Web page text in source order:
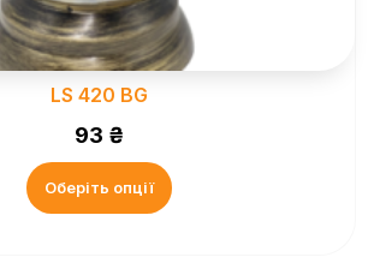
LS 420 BG
93 ₴
Оберіть опції